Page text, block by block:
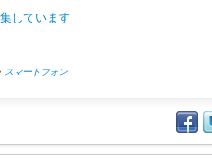
しています
スマートフォン